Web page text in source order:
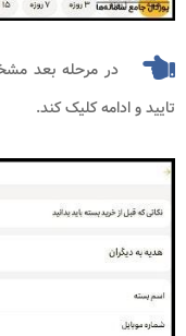
در مرحله بعد
تایید و ادامه کلیک کند.